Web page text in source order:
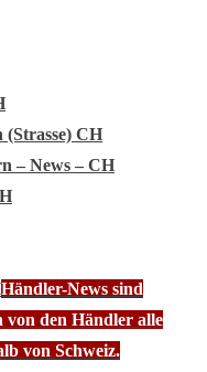
CH
– News – CH
Händler-News sind
von den Händler alle
von Schweiz.